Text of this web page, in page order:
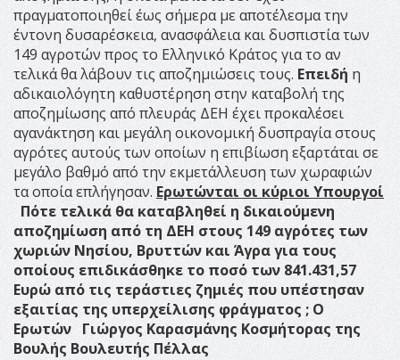
πραγματοποιηθεί έως σήμερα με αποτέλεσμα την
έντονη δυσαρέσκεια, ανασφάλεια και δυσπιστία των
149 αγροτών προς το Ελληνικό Κράτος για το αν
τελικά θα λάβουν τις αποζημιώσεις τους. Επειδήη
αδικαιολόγητη καθυστέρηση στην καταβολή της
αποζημίωσης από πλευράς ΔΕΗ έχει προκαλέσει
αγανάκτηση και μεγάλη οικονομική δυσπραγία στους
αγρότες αυτούς των οποίων η επιβίωση εξαρτάται σε
μεγάλο βαθμό από την εκμετάλλευση των χωραφιών
τα οποία επλήγησαν.Ερωτώνται οι κύριοι Υπουργοί
Πότε τελικά θα καταβληθεί η δικαιούμενη
αποζημίωση από τη ΔΕΗ στους 149 αγρότες των
χωριών Νησίου, Βρυττών και Άγρα για τους
οποίους επιδικάσθηκε το ποσό των 841.431,57
Ευρώαπό τις τεράστιες ζημιές που υπέστησαν
εξαιτίας της υπερχείλισης φράγματος ;Ο
Ερωτών Γιώργος Καρασμάνης Κοσμήτορας της
Βουλής Βουλευτής Πέλλας